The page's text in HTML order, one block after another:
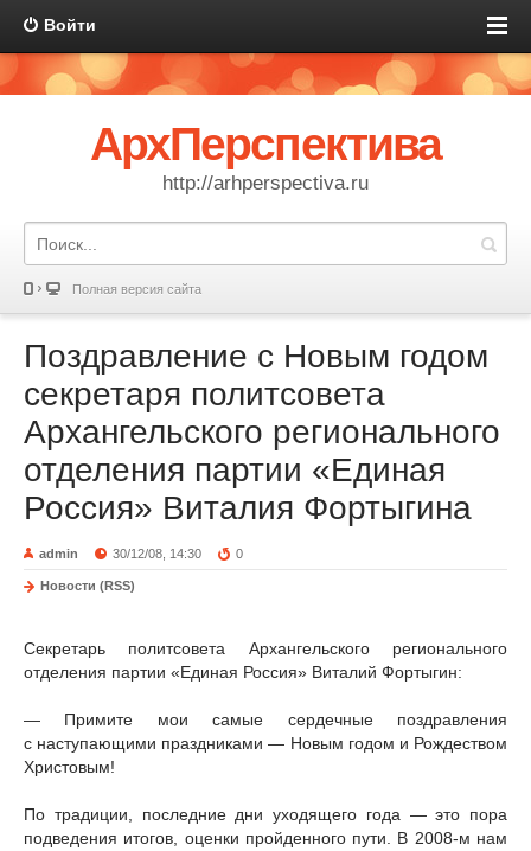
Войти
АрхПерспектива
http://arhperspectiva.ru
Полная версия сайта
Поздравление с Новым годом
секретаря политсовета
Архангельского регионального
отделения партии «Единая
Россия» Виталия Фортыгина
admin 30/12/08, 14:30 0
Новости (RSS)
Секретарь политсовета Архангельского регионального
отделения партии «Единая Россия» Виталий Фортыгин:
— Примите мои самые сердечные поздравления
с наступающими праздниками — Новым годом и Рождеством
Христовым!
По традиции, последние дни уходящего года — это пора
подведения итогов, оценки пройденного пути. В 2008-м нам